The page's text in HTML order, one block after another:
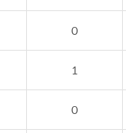
0
1
0